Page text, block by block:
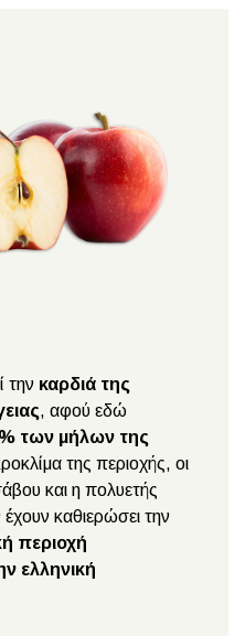
την καρδιά της
, αφού εδώ
των μήλων της
της περιοχής, οι
και η πολυετής
καθιερώσει την
περιοχή
ελληνική